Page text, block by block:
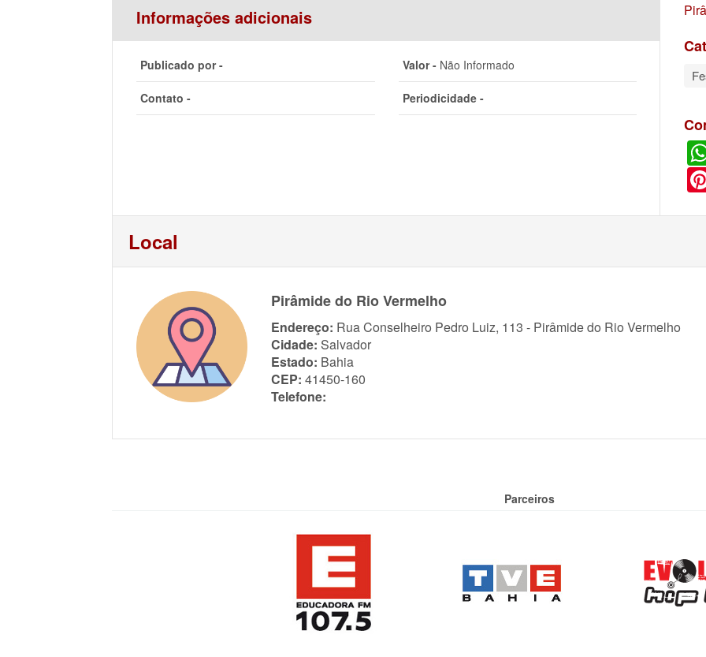
Informações adicionais
Publicado por - Valor -Não Informado
Contato - Periodicidade -
Local
Pirâmide do Rio Vermelho
Endereço: Rua Conselheiro Pedro Luiz, 113 - Pirâmide do Rio Vermelho
Cidade: Salvador
Estado: Bahia
CEP: 41450-160
Telefone:
Parceiros